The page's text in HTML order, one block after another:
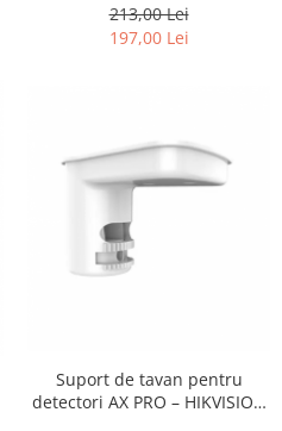
213,00 Lei
197,00 Lei
Suport de tavan pentru
detectori AX PRO – HIKVISION